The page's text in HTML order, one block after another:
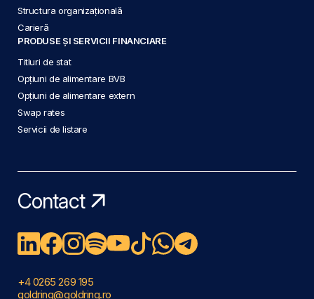
Structura organizațională
Carieră
PRODUSE ȘI SERVICII FINANCIARE
Titluri de stat
Opțiuni de alimentare BVB
Opțiuni de alimentare extern
Swap rates
Servicii de listare
Contact
+4 0265 269 195
goldring@goldring.ro